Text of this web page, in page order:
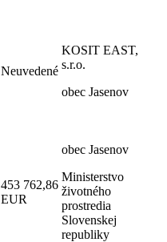
Neuvedené
KOSIT EAST,
s.r.o.
obec Jasenov
453 762,86
EUR
obec Jasenov
Ministerstvo
životného
prostredia
Slovenskej
republiky